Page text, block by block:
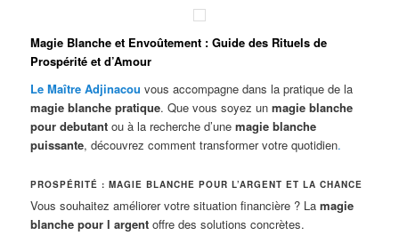
Magie Blanche et Envoûtement : Guide des Rituels de
Prospérité et d’Amour
Le Maître Adjinacou vous accompagne dans la pratique de la
magie blanche pratique. Que vous soyez unmagie blanche
pour debutant ou à la recherche d’unemagie blanche
puissante, découvrez comment transformer votre quotidien.
PROSPÉRITÉ : MAGIE BLANCHE POUR L’ARGENT ET LA CHANCE
Vous souhaitez améliorer votre situation financière ? Lamagie
blanche pour l argent offre des solutions concrètes.